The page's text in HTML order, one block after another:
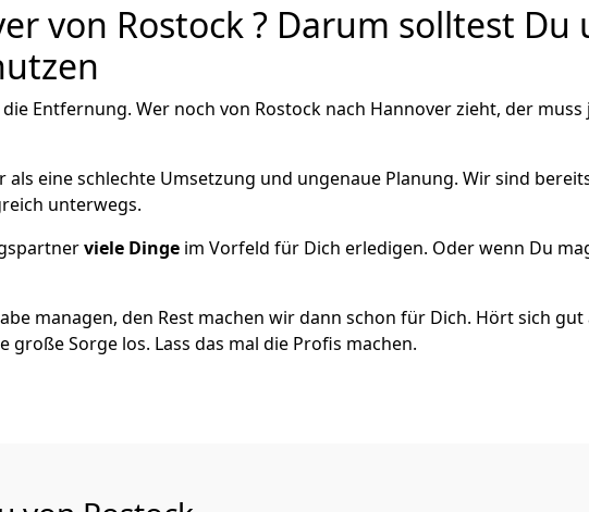
von Rostock ? Darum solltest Du
Entfernung. Wer noch von Rostock nach Hannover zieht, der
eine schlechte Umsetzung und ungenaue Planung. Wir sind
unterwegs.
viele Dinge im Vorfeld für Dich erledigen. Oder wenn Du
managen, den Rest machen wir dann schon für Dich. Hört sich gut
große Sorge los. Lass das mal die Profis machen.